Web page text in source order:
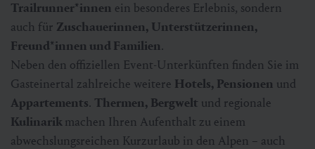
Trailrunner*innen ein besonderes Erlebnis, sondern
auch für Zuschauerinnen, Unterstützerinnen,
Freund*innen und Familien.
Neben den offiziellen Event-Unterkünften finden Sie im
Gasteinertal zahlreiche weitere Hotels, Pensionen und
Appartements. Thermen, Bergwelt und regionale
Kulinarikmachen Ihren Aufenthalt zu einem
abwechslungsreichen Kurzurlaub in den Alpen – auch